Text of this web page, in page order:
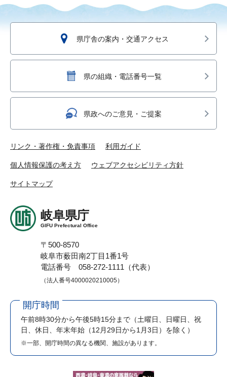
県庁舎の案内・交通アクセス
県の組織・電話番号一覧
県政へのご意見・ご提案
リンク・著作権・免責事項 利用ガイド
個人情報保護の考え方 ウェブアクセシビリティ方針
サイトマップ
岐阜県庁
GIFU Prefectural Office
〒500-8570
岐阜市薮田南2丁目1番1号
電話番号 058-272-1111（代表）
（法人番号4000020210005）
開庁時間
午前8時30分から午後5時15分まで （土曜日、日曜日、祝
日、休日、年末年始（12月29日から1月3日）を除く）
※一部、開庁時間の異なる機関、施設があります。